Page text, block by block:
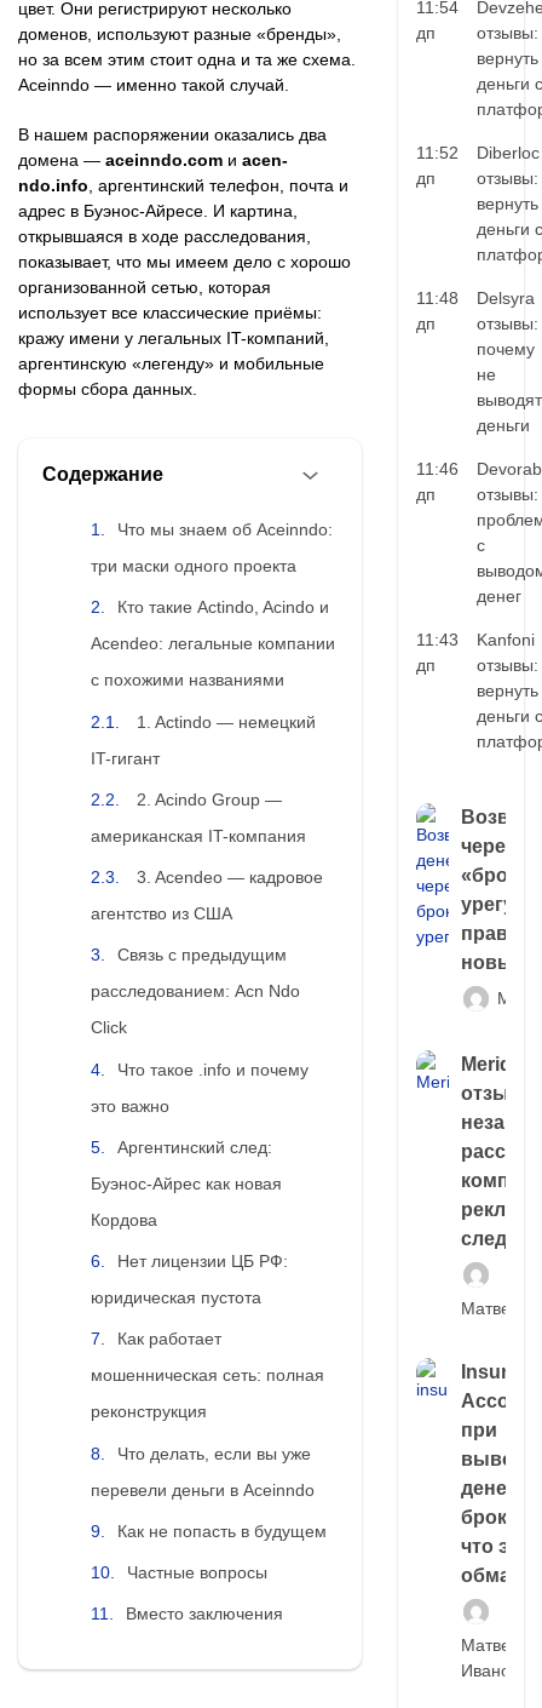
цвет. Они регистрируют несколько
доменов, используют разные «бренды»,
но за всем этим стоит одна и та же схема.
Aceinndo — именно такой случай.
В нашем распоряжении оказались два
домена — aceinndo.com и acen-
ndo.info , аргентинский телефон, почта и
адрес в Буэнос-Айресе. И картина,
открывшаяся в ходе расследования,
показывает, что мы имеем дело с хорошо
организованной сетью, которая
использует все классические приёмы:
кражу имени у легальных IT-компаний,
аргентинскую «легенду» и мобильные
формы сбора данных.
Содержание
Что мы знаем об Aceinndo:
три маски одного проекта
Кто такие Actindo, Acindo и
Acendeo: легальные компании
с похожими названиями
1. Actindo — немецкий
IT-гигант
2. Acindo Group —
американская IT-компания
3. Acendeo — кадровое
агентство из США
Связь с предыдущим
расследованием: Acn Ndo
Click
Что такое .info и почему
это важно
Аргентинский след:
Буэнос-Айрес как новая
Кордова
Нет лицензии ЦБ РФ:
юридическая пустота
Как работает
мошенническая сеть: полная
реконструкция
Что делать, если вы уже
перевели деньги в Aceinndo
Как не попасть в будущем
Частные вопросы
Вместо заключения
11:54
дп
отзывы:
вернуть
деньги с
11:52
дп
Diberloc
отзывы:
вернуть
деньги с
11:48
дп
Delsyra
отзывы:
почему
не
выводят
деньги
11:46
дп
отзывы:
с
денег
11:43
дп
Kanfoni
отзывы:
вернуть
деньги с
через
правда
новый
следа
Матвей
Account
при
выводе
денег у
что это,
обман?
Матвей
Иванов